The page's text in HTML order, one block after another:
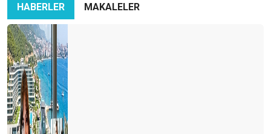
HABERLER MAKALELER